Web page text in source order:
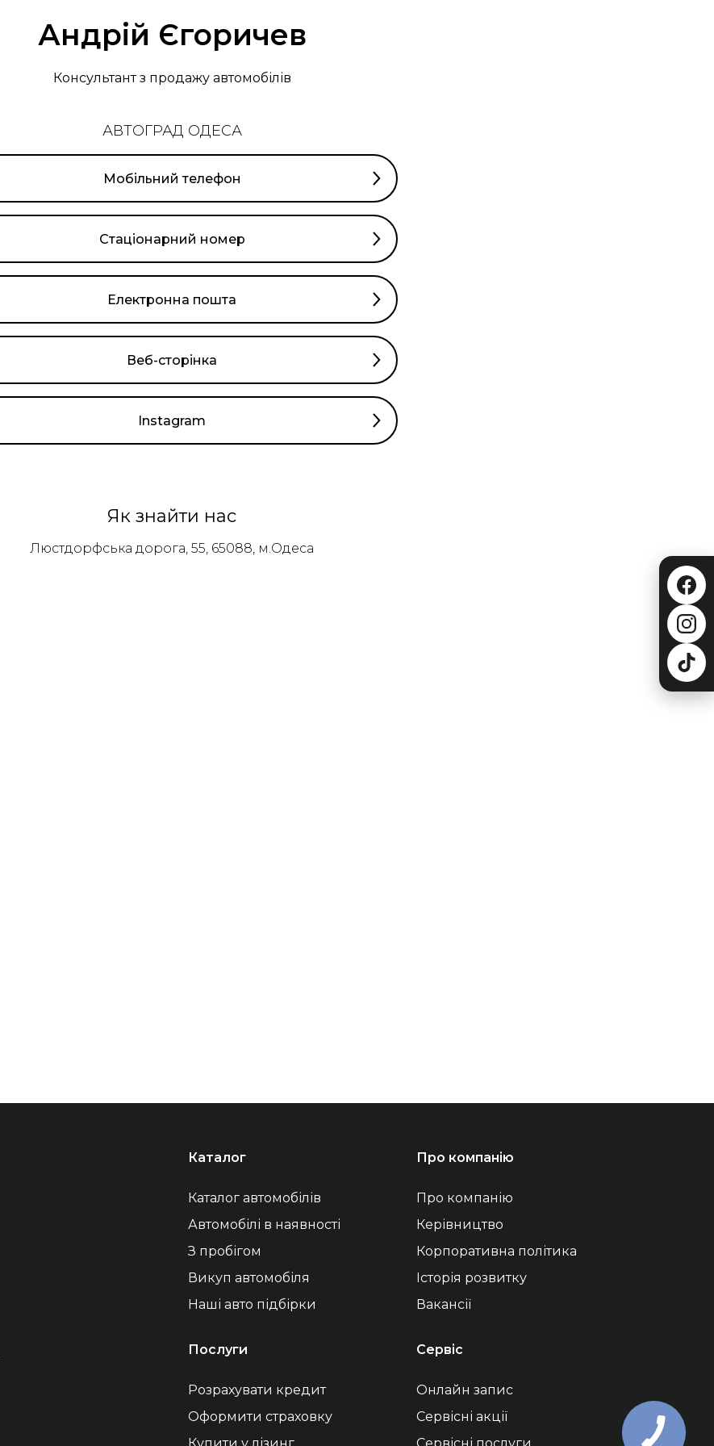
Андрій Єгоричев
Консультант з продажу автомобілів
АВТОГРАД ОДЕСА
Мобільний телефон
Стаціонарний номер
Електронна пошта
Веб-сторінка
Instagram
Як знайти нас
Люстдорфська дорога, 55, 65088, м.Одеса
Каталог автомобілів
З пробігом
Автомобілі в наявності
Викуп автомобіля
Наші авто підбірки
Каталог
Онлайн запис
Сервісні акції
Сервіс
Про компанію
Корпоративна політика
Керівництво
Історія розвитку
Вакансії
Про компанію
Оформити страховку
Послуги
Розрахувати кредит